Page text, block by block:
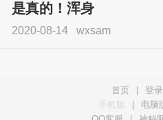
是真的！浑身
2020-08-14 wxsam
首页 登录
手机版
电脑